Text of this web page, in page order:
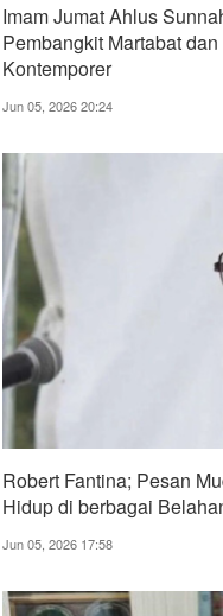
Imam Jumat Ahlus
Pembangkit Martabat
Kontemporer
Jun 05, 2026 20:24
Robert Fantina; Pesan
Hidup di berbagai
Jun 05, 2026 17:58